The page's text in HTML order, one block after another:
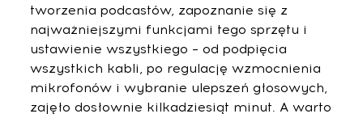
tworzenia podcastów, zapoznanie się z
najważniejszymi funkcjami tego sprzętu i
ustawienie wszystkiego – od podpięcia
wszystkich kabli, po regulację wzmocnienia
mikrofonów i wybranie ulepszeń głosowych,
zajęło dosłownie kilkadziesiąt minut. A warto